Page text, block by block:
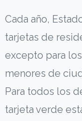
Cada año,
tarjetas de
excepto para
menores de
Para todos los
tarjeta verde